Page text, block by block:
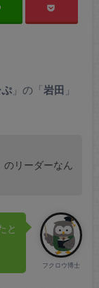
」の「岩田 」
のリーダーなん
フクロウ博士
と